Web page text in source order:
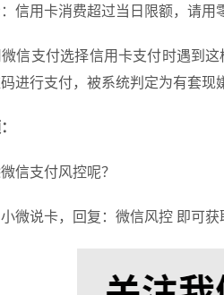
信用卡消费超过当日限额，请用
信支付选择信用卡支付时遇到
进行支付，被系统判定为有套现
信支付风控呢？
微说卡，回复：微信风控 即可获